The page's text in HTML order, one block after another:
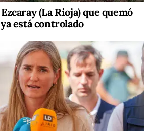
(La Rioja) que quemó
está controlado